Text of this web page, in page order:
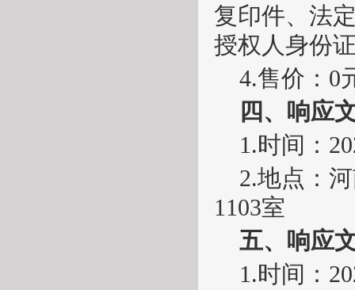
复印件、法
授权人身份
4.售价：0
四、响应
1.时间：
2.地点：
1103室
五、响应
1.时间：